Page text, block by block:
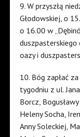
9. W przyszłą
Głodowskiej, o
o 16.00 w
oazy i
10. Bóg zapłać
tygodniu z ul.
Borcz,
Heleny Socha,
Anny Soleckiej,